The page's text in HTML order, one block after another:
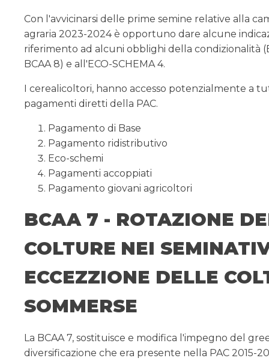
Con l'avvicinarsi delle prime semine relative alla
agraria 2023-2024 è opportuno dare alcune
riferimento ad alcuni obblighi della condizionalità
BCAA 8) e all'ECO-SCHEMA 4.
I cerealicoltori, hanno accesso potenzialmente a
pagamenti diretti della PAC.
Pagamento di Base
Pagamento ridistributivo
Eco-schemi
Pagamenti accoppiati
Pagamento giovani agricoltori
BCAA 7 - ROTAZIONE
COLTURE NEI
ECCEZZIONE DELLE
SOMMERSE
La BCAA 7, sostituisce e modifica l'impegno del
diversificazione che era presente nella PAC 2015-